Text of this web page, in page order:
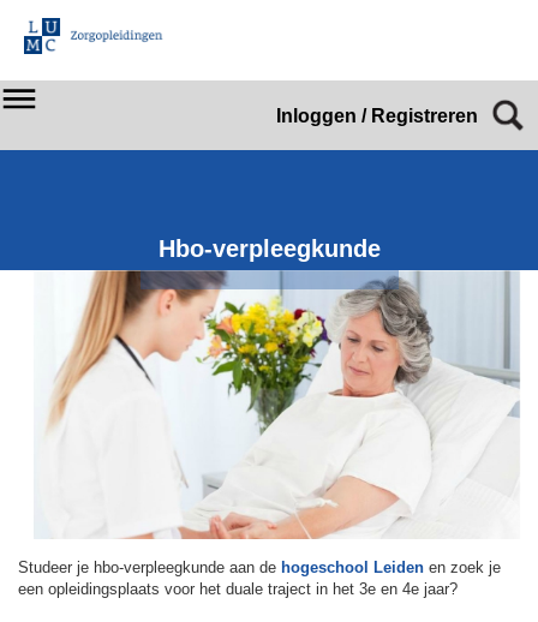
Inloggen / Registreren
Hbo-verpleegkunde
Studeer je hbo-verpleegkunde aan de hogeschool Leiden en zoek je
een opleidingsplaats voor het duale traject in het 3e en 4e jaar?